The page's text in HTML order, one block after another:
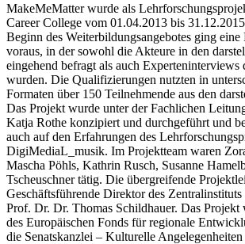
MakeMeMatter wurde als
Career College vom 01.04.2013 bis
Beginn des Weiterbildungsangebotes ging eine
voraus, in der sowohl die Akteure in den
eingehend befragt als auch Experteninterviews
wurden. Die Qualifizierungen nutzten in
Formaten über 150 Teilnehmende aus den
Das Projekt wurde unter der Fachlichen
Katja Rothe konzipiert und durchgeführt und
auch auf den Erfahrungen des
DigiMediaL_musik. Im Projektteam waren
Mascha Pöhls, Kathrin Rusch, Susanne
Tscheuschner tätig. Die übergreifende
Geschäftsführende Direktor des
Prof. Dr. Dr. Thomas Schildhauer. Das Projekt
des Europäischen Fonds für regionale
die Senatskanzlei – Kulturelle